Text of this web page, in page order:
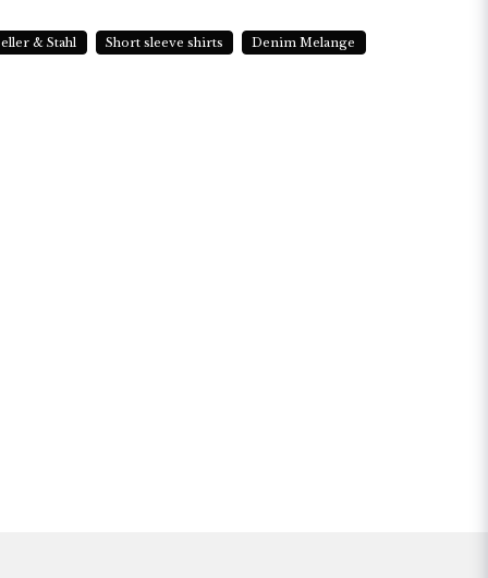
& Stahl Short sleeve shirts Denim Melange